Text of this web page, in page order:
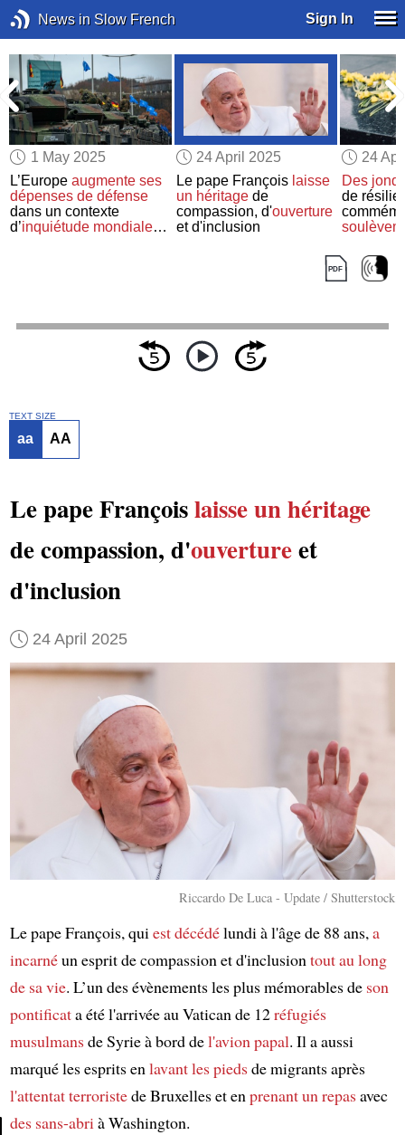
News in Slow French Sign In
1 May 2025
L’Europeaugmente ses
dépenses de défense
dans un contexte
d’inquiétude mondiale
24 April 2025
Le pape François laisse
un héritagede
compassion, d'ouverture
et d'inclusion
24
Des
de
TEXT SIZE
aa AA
Le pape Françoislaisse un héritage
de compassion, d'ouvertureet
d'inclusion
24 April 2025
Riccardo De Luca - Update / Shutterstock
Le pape François, qui est décédélundi à l'âge de 88 ans, a
incarnéun esprit de compassion et d'inclusion tout au long
de sa vie. L’un des évènements les plus mémorables de son
pontificata été l'arrivée au Vatican de 12réfugiés
musulmansde Syrie à bord del'avion papal. Il a aussi
marqué les esprits en lavant les piedsde migrants après
l'attentat terroristede Bruxelles et en prenant un repasavec
des sans-abri à Washington.